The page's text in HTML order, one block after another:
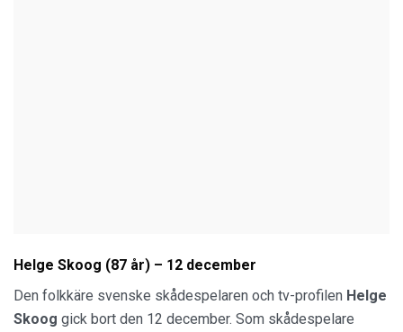
Helge Skoog (87 år) – 12 december
Den folkkäre svenske skådespelaren och tv-profilen Helge
Skoog gick bort den 12 december. Som skådespelare